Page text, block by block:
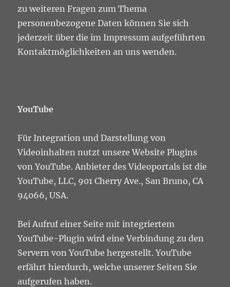
zu weiteren Fragen zum Thema
personenbezogene Daten können Sie sich
jederzeit über die im Impressum aufgeführten
Kontaktmöglichkeiten an uns wenden.
YouTube
Für Integration und Darstellung von
Videoinhalten nutzt unsere Website Plugins
von YouTube. Anbieter des Videoportals ist die
YouTube, LLC, 901 Cherry Ave., San Bruno, CA
94066, USA.
Bei Aufruf einer Seite mit integriertem
YouTube-Plugin wird eine Verbindung zu den
Servern von YouTube hergestellt. YouTube
erfährt hierdurch, welche unserer Seiten Sie
aufgerufen haben.